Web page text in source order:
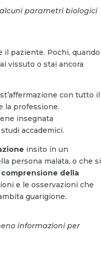
parametri biologici
il paziente. Pochi, quando
vissuto o stai ancora
con tutto il
la professione.
insegnata
accademici.
insito in un
persona malata, o che si
della
e le osservazioni che
guarigione.
informazioni per